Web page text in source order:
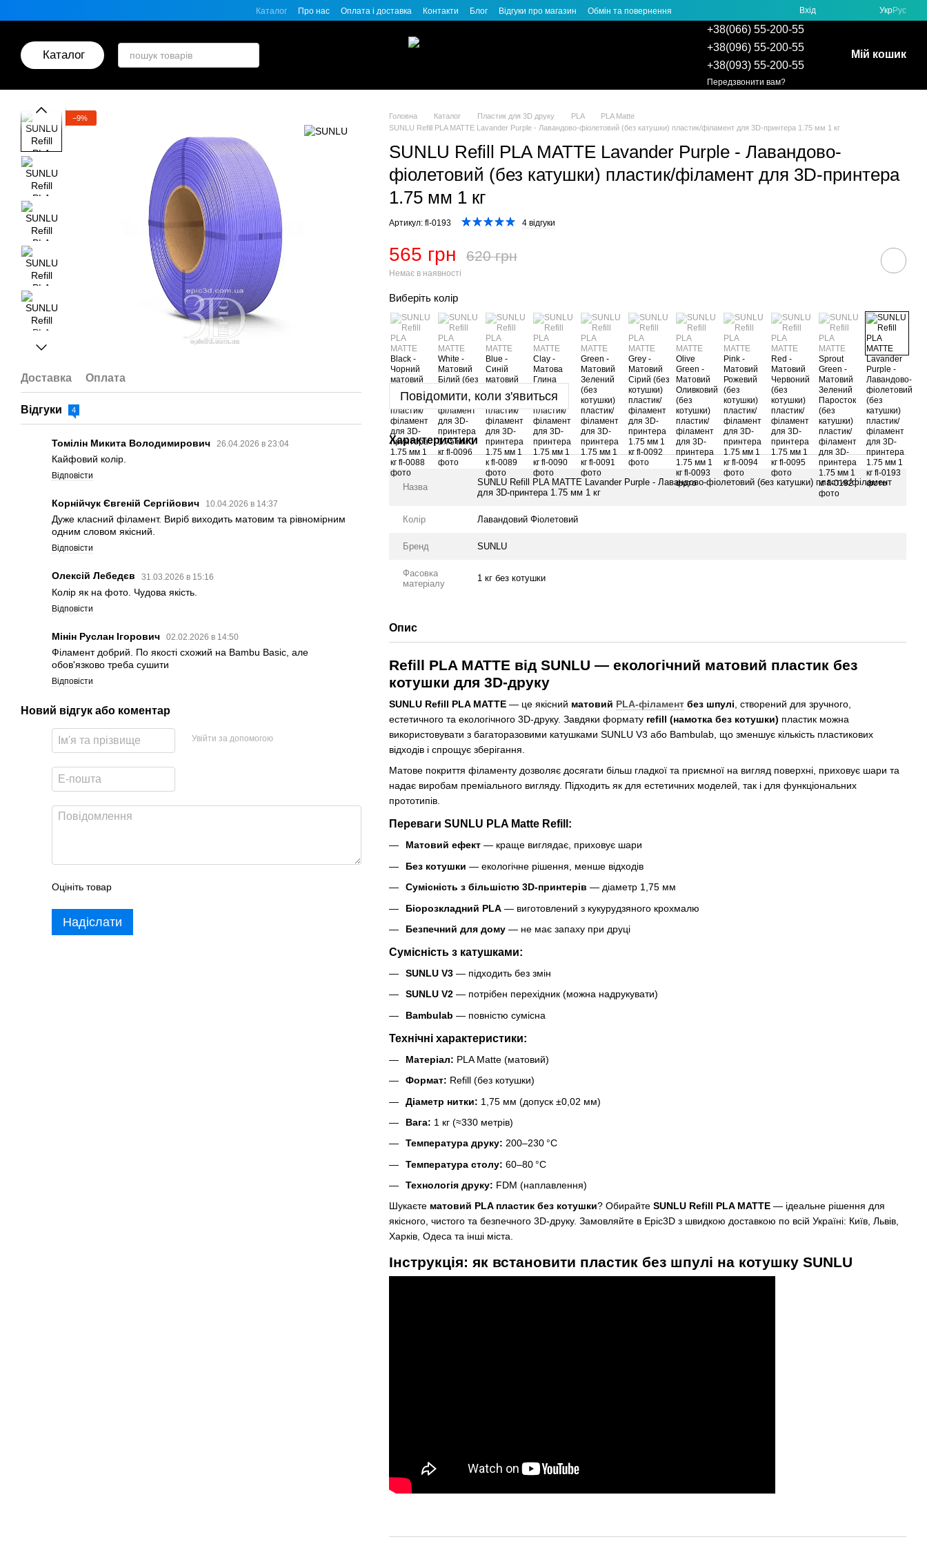
Каталог Про нас Оплата і доставка Контакти Блог Відгуки про магазин Обмін та повернення Вхід УкрРус
Каталог
+38(066) 55-200-55
+38(096) 55-200-55
+38(093) 55-200-55
Передзвонити вам?
Мій кошик
−9%
Доставка Оплата
Відгуки 4
Томілін Микита Володимирович 26.04.2026 в 23:04
Кайфовий колір.
Відповісти
Корнійчук Євгеній Сергійович 10.04.2026 в 14:37
Дуже класний філамент. Виріб виходить матовим та рівномірним
одним словом якісний.
Відповісти
Олексій Лебедєв 31.03.2026 в 15:16
Колір як на фото. Чудова якість.
Відповісти
Мінін Руслан Ігорович 02.02.2026 в 14:50
Філамент добрий. По якості схожий на Bambu Basic, але
обов'язково треба сушити
Відповісти
Новий відгук або коментар
Увійти за допомогою
Оцініть товар
Надіслати
Головна Каталог Пластик для 3D друку PLA
PLA Matte
SUNLU Refill PLA MATTE Lavander Purple - Лавандово-фіолетовий (без катушки) пластик/філамент для 3D-принтера 1.75 мм 1 кг
SUNLU Refill PLA MATTE Lavander Purple - Лавандово-
фіолетовий (без катушки) пластик/філамент для 3D-принтера
1.75 мм 1 кг
Артикул: fl-0193 4 відгуки
565 грн 620 грн
Немає в наявності
Виберіть колір
Повідомити, коли з'явиться
Характеристики
Назва
SUNLU Refill PLA MATTE Lavander Purple - Лавандово-фіолетовий (без катушки) пластик/філамент
для 3D-принтера 1.75 мм 1 кг
Колір Лавандовий Фiолетовий
Бренд SUNLU
Фасовка
матеріалу
1 кг без котушки
Опис
Refill PLA MATTE від SUNLU — екологічний матовий пластик без
котушки для 3D-друку
SUNLU Refill PLA MATTE— це якісний матовий PLA-філаментбез шпулі , створений для зручного,
естетичного та екологічного 3D-друку. Завдяки формату refill (намотка без котушки) пластик можна
використовувати з багаторазовими катушками SUNLU V3 або Bambulab, що зменшує кількість пластикових
відходів і спрощує зберігання.
Матове покриття філаменту дозволяє досягати більш гладкої та приємної на вигляд поверхні, приховує шари та
надає виробам преміального вигляду. Підходить як для естетичних моделей, так і для функціональних
прототипів.
Переваги SUNLU PLA Matte Refill:
Матовий ефект— краще виглядає, приховує шари
Без котушки — екологічне рішення, менше відходів
Сумісність з більшістю 3D-принтерів — діаметр 1,75 мм
Біорозкладний PLA— виготовлений з кукурудзяного крохмалю
Безпечний для дому— не має запаху при друці
Сумісність з катушками:
SUNLU V3— підходить без змін
SUNLU V2— потрібен перехідник (можна надрукувати)
Bambulab — повністю сумісна
Технічні характеристики:
Матеріал: PLA Matte (матовий)
Формат: Refill (без котушки)
Діаметр нитки: 1,75 мм (допуск ±0,02 мм)
Вага: 1 кг (≈330 метрів)
Температура друку: 200–230 °C
Температура столу: 60–80 °C
Технологія друку: FDM (наплавлення)
Шукаєте матовий PLA пластик без котушки? Обирайте SUNLU Refill PLA MATTE— ідеальне рішення для
якісного, чистого та безпечного 3D-друку. Замовляйте в Epic3D з швидкою доставкою по всій Україні: Київ, Львів,
Харків, Одеса та інші міста.
Інструкція: як встановити пластик без шпулі на котушку SUNLU